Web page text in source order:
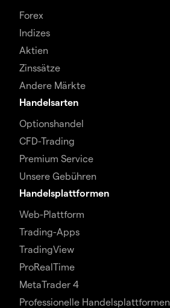
Forex
Indizes
Aktien
Zinssätze
Andere Märkte
Handelsarten
Optionshandel
CFD-Trading
Premium Service
Unsere Gebühren
Handelsplattformen
Web-Plattform
Trading-Apps
TradingView
ProRealTime
MetaTrader 4
Professionelle Handelsplattformen